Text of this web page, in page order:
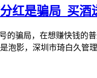
红是骗局_买酒
的骗局，在想赚快钱
泡影，深圳市琦白久